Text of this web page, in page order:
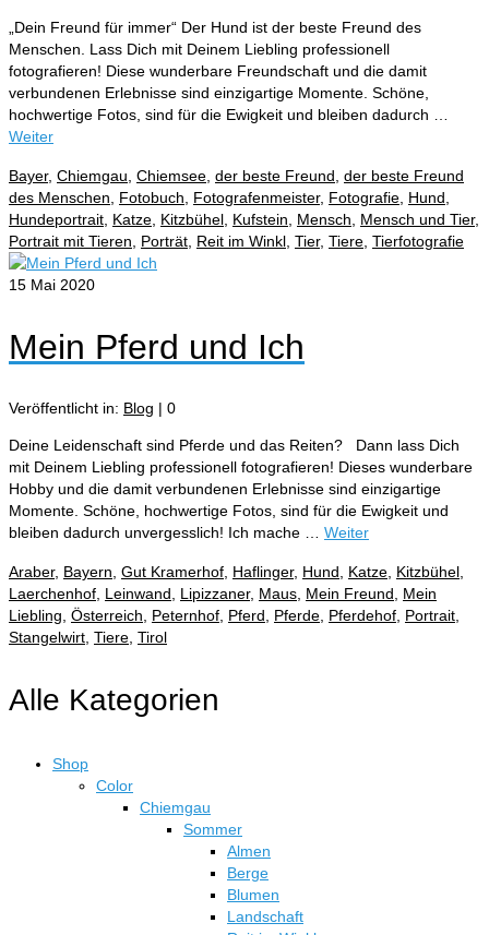
„Dein Freund für immer“ Der Hund ist der beste Freund des
Menschen. Lass Dich mit Deinem Liebling professionell
fotografieren! Diese wunderbare Freundschaft und die damit
verbundenen Erlebnisse sind einzigartige Momente. Schöne,
hochwertige Fotos, sind für die Ewigkeit und bleiben dadurch …
Weiter
Bayer, Chiemgau Chiemsee der beste Freund der beste Freund
des Menschen
Fotobuch Fotografenmeister, Fotografie Hund
Hundeportrait Katze Kitzbühel Kufstein Mensch Mensch und Tier,
Portrait mit Tieren
Porträt Reit im Winkl Tier, Tiere Tierfotografie
15 Mai 2020
Mein Pferd und Ich
Veröffentlicht in: Blog | 0
Deine Leidenschaft sind Pferde und das Reiten? Dann lass Dich
mit Deinem Liebling professionell fotografieren! Dieses wunderbare
Hobby und die damit verbundenen Erlebnisse sind einzigartige
Momente. Schöne, hochwertige Fotos, sind für die Ewigkeit und
bleiben dadurch unvergesslich! Ich mache … Weiter
Araber, Bayern Gut Kramerhof Haflinger, Hund Katze Kitzbühel
Laerchenhof Leinwand Lipizzaner, Maus Mein Freund
Mein
Liebling Österreich Peternhof Pferd Pferde Pferdehof Portrait
Stangelwirt Tiere Tirol
Alle Kategorien
Shop
Color
Chiemgau
Sommer
Almen
Berge
Blumen
Landschaft